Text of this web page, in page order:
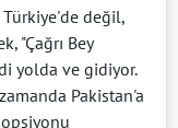
Türkiye'de değil,
"Çağrı Bey
yolda ve gidiyor.
Pakistan'a